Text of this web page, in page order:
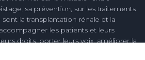
sa prévention, sur les traitements
la transplantation rénale et la
les patients et leurs
droits, porter leurs voix, améliorer la